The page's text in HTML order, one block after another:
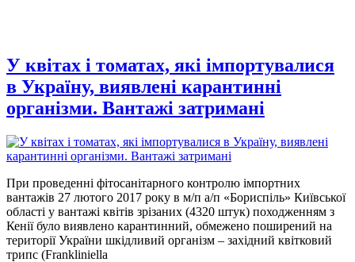
У квітах і томатах, які імпортувалися
в Україну, виявлені карантинні
організми. Вантажі затримані
При проведенні фітосанітарного контролю імпортних
вантажів 27 лютого 2017 року в м/п а/п «Бориспіль» Київської
області у вантажі квітів зрізаних (4320 штук) походженням з
Кенії було виявлено карантинний, обмежено поширений на
території України шкідливий організм – західний квітковий
трипс (Frankliniella